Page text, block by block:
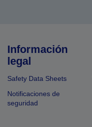
Información
legal
Safety Data Sheets
Notificaciones de
seguridad